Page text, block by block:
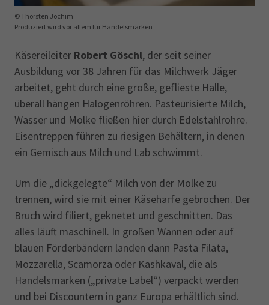
Produziert wird vor allem für Handelsmarken
© Thorsten Jochim
Käsereileiter Robert Göschl, der seit seiner
Ausbildung vor 38 Jahren für das Milchwerk Jäger
arbeitet, geht durch eine große, geflieste Halle,
überall hängen Halogenröhren. Pasteurisierte Milch,
Wasser und Molke fließen hier durch Edelstahlrohre.
Eisentreppen führen zu riesigen Behältern, in denen
ein Gemisch aus Milch und Lab schwimmt.
Um die „dickgelegte“ Milch von der Molke zu
trennen, wird sie mit einer Käseharfe gebrochen. Der
Bruch wird filiert, geknetet und geschnitten. Das
alles läuft maschinell. In großen Wannen oder auf
blauen Förderbändern landen dann Pasta Filata,
Mozzarella, Scamorza oder Kashkaval, die als
Handelsmarken („private Label“) verpackt werden
und bei Discountern in ganz Europa erhältlich sind.